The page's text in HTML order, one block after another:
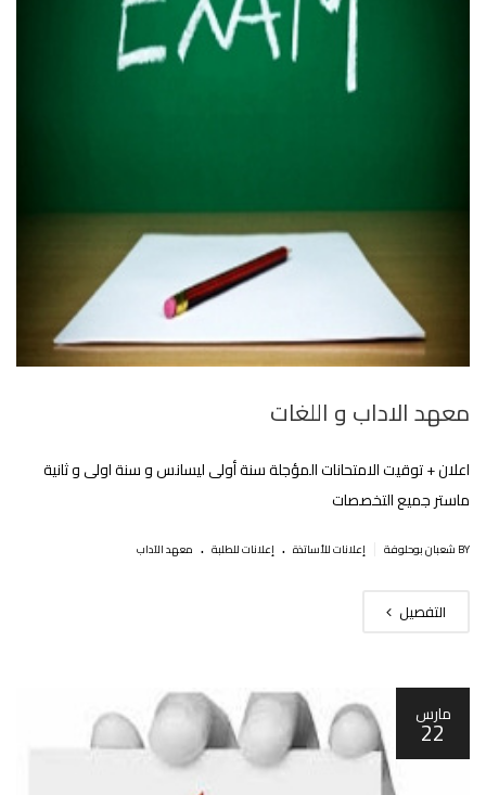
معهد الاداب و اللغات
اعلان + توقيت الامتحانات المؤجلة سنة أولى ليسانس و سنة اولى و ثانية
ماستر جميع التخصصات
BY شعبان بوحلوفة إعلانات للأساتذة . إعلانات للطلبة . معهد الآداب
التفصيل
مارس
22